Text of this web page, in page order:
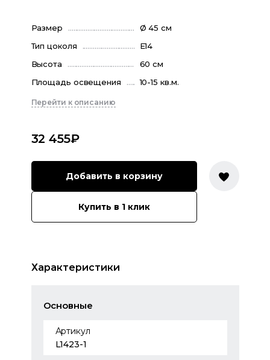
Размер
Ø 45 см
Тип цоколя
E14
Высота
60 см
Площадь освещения
10-15 кв.м.
Перейти к описанию
32 455₽
Добавить в корзину
Купить в 1 клик
Характеристики
Основные
Артикул
L1423-1